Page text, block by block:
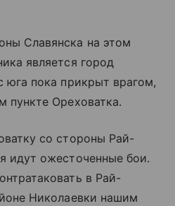
Славянска на этом
является город
юга пока прикрыт врагом,
пункте Ореховатка.
со стороны Рай-
идут ожесточенные бои.
в Рай-
Николаевки нашим